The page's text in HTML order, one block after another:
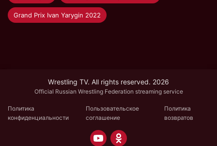
Grand Prix Ivan Yarygin 2022
Wrestling TV. All rights reserved. 2026
Official Russian Wrestling Federation streaming service
Политика
конфиденциальности
Пользовательское
соглашение
Политика
возвратов